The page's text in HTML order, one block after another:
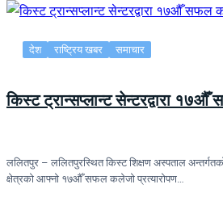
देश राष्ट्रिय खबर समाचार
किस्ट ट्रान्सप्लान्ट सेन्टरद्वारा
ललितपुर – ललितपुरस्थित किस्ट शिक्षण अस्पताल
क्षेत्रको आफ्नो १७औँ सफल कलेजो प्रत्यारोपण…